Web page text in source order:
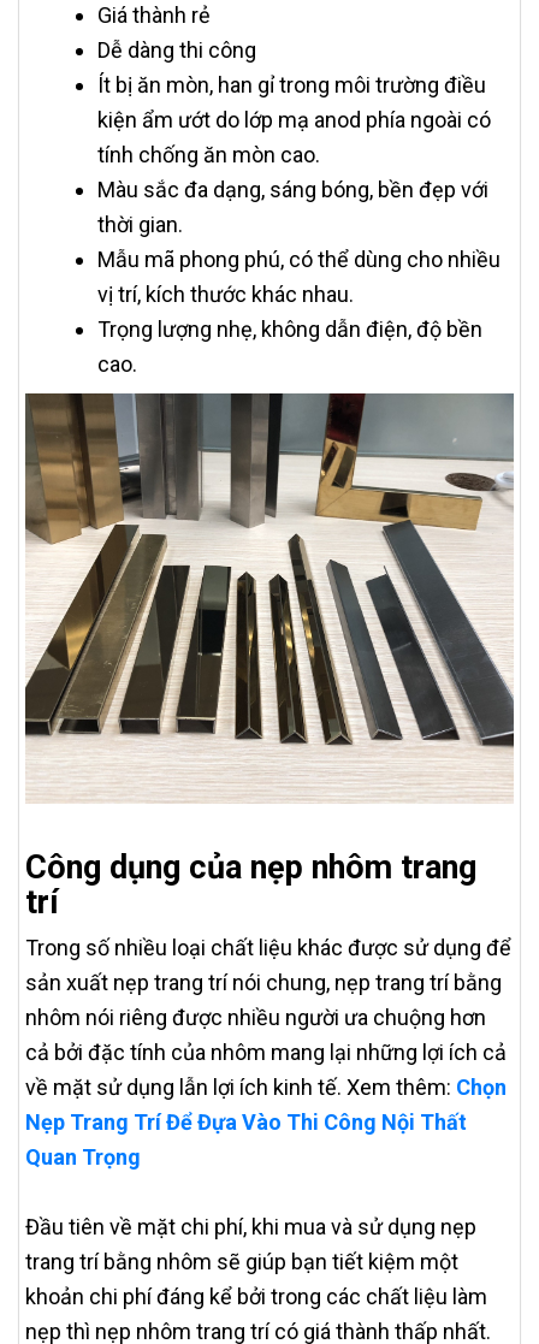
Giá thành rẻ
Dễ dàng thi công
Ít bị ăn mòn, han gỉ trong môi trường điều
kiện ẩm ướt do lớp mạ anod phía ngoài có
tính chống ăn mòn cao.
Màu sắc đa dạng, sáng bóng, bền đẹp với
thời gian.
Mẫu mã phong phú, có thể dùng cho nhiều
vị trí, kích thước khác nhau.
Trọng lượng nhẹ, không dẫn điện, độ bền
cao.
Công dụng của nẹp nhôm trang
trí
Trong số nhiều loại chất liệu khác được sử dụng để
sản xuất nẹp trang trí nói chung, nẹp trang trí bằng
nhôm nói riêng được nhiều người ưa chuộng hơn
cả bởi đặc tính của nhôm mang lại những lợi ích cả
về mặt sử dụng lẫn lợi ích kinh tế. Xem thêm: Chọn
Nẹp Trang Trí Để Đựa Vào Thi Công Nội Thất
Quan Trọng
Đầu tiên về mặt chi phí, khi mua và sử dụng nẹp
trang trí bằng nhôm sẽ giúp bạn tiết kiệm một
khoản chi phí đáng kể bởi trong các chất liệu làm
nẹp thì nẹp nhôm trang trí có giá thành thấp nhất.